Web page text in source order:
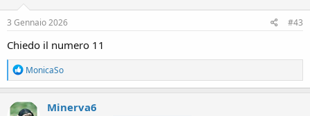
n
s
3 Gennaio 2026 #43
Chiedo il numero 11
R
e
a
c
t
MonicaSo
Minerva6